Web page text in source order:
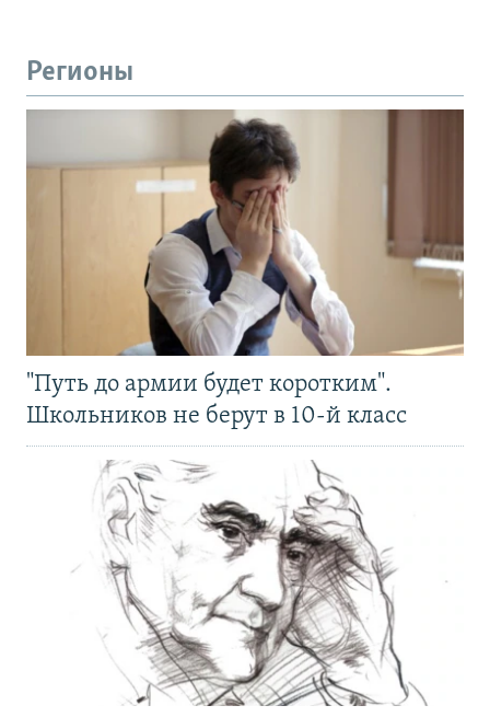
Регионы
"Путь до армии будет коротким".
Школьников не берут в 10-й класс